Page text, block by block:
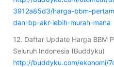
3912a85d3/harga-bbm-
dan-bp-akr-lebih-murah-mana
12. Daftar Update Harga BBM
Seluruh Indonesia (Buddyku)
http://buddyku.com/ekonomi/